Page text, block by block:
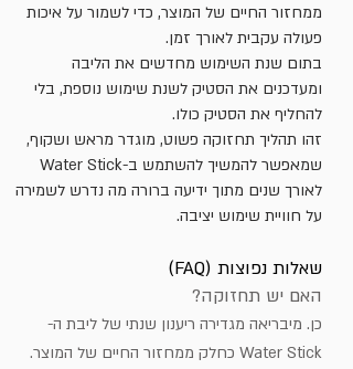
ממחזור החיים של המוצר, כדי לשמור על איכות
פעולה עקבית לאורך זמן.
בתום שנת השימוש מחדשים את הליבה
ומעדכנים את הסטיק לשנת שימוש נוספת, בלי
להחליף את הסטיק כולו.
זהו תהליך תחזוקה פשוט, מוגדר מראש ושקוף,
שמאפשר להמשיך להשתמש ב-Water Stick
לאורך שנים מתוך ידיעה ברורה מה נדרש לשמירה
על חוויית שימוש יציבה.
​שאלות נפוצות (FAQ)
האם יש תחזוקה?
כן. מיבריאה מגדירה ריענון שנתי של ליבת ה-
Water Stick כחלק ממחזור החיים של המוצר.